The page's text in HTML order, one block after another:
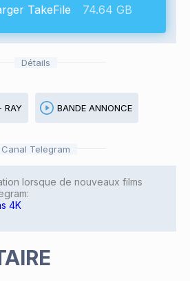
TakeFile 74.64 GB
Détails
RAY BANDE ANNONCE
Canal Telegram
lorsque de nouveaux films
4K